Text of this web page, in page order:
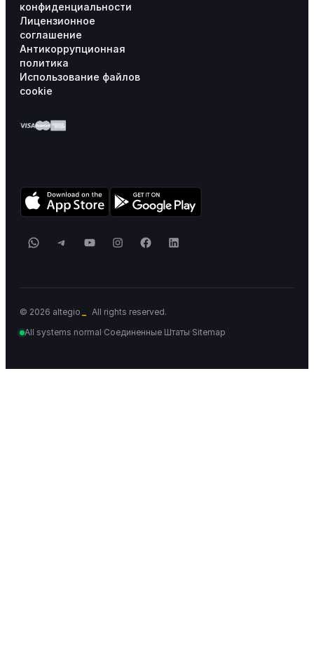
конфиденциальности
Лицензионное
соглашение
Антикоррупционная
политика
Использование файлов
cookie
WhatsApp
TelegramYouTubeInstagram
FacebookLinkedIn
© 2026 altegio
All rights reserved.
All systems normal·Соединенные Штаты·Sitemap